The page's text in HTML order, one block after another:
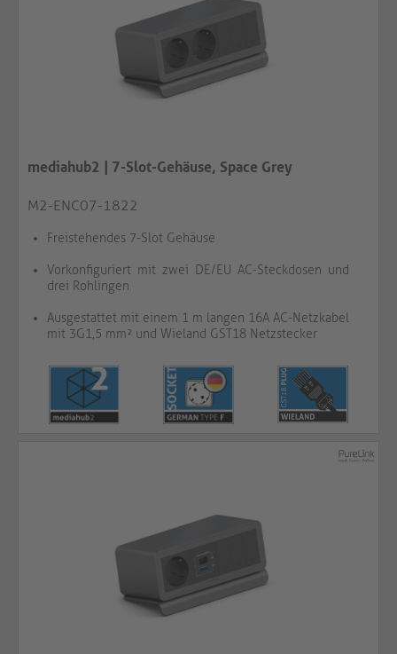
mediahub2 | 7-Slot-Gehäuse, Space Grey
M2-ENC07-1822
Freistehendes 7-Slot Gehäuse
Vorkonfiguriert mit zwei DE/EU AC-Steckdosen und
drei Rohlingen
Ausgestattet mit einem 1 m langen 16A AC-Netzkabel
mit 3G1,5 mm² und Wieland GST18 Netzstecker